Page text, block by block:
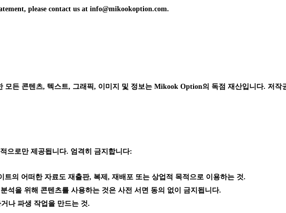
please contact us at info@mikookoption.com.
모든 콘텐츠, 텍스트, 그래픽, 이미지 및 정보는 Mikook Option의 독점 재산입니다. 저작
으로만 제공됩니다. 엄격히 금지합니다:
의 어떠한 자료도 재출판, 복제, 재배포 또는 상업적 목적으로 이용하는 것.
석을 위해 콘텐츠를 사용하는 것은 사전 서면 동의 없이 금지됩니다.
나 파생 작업을 만드는 것.